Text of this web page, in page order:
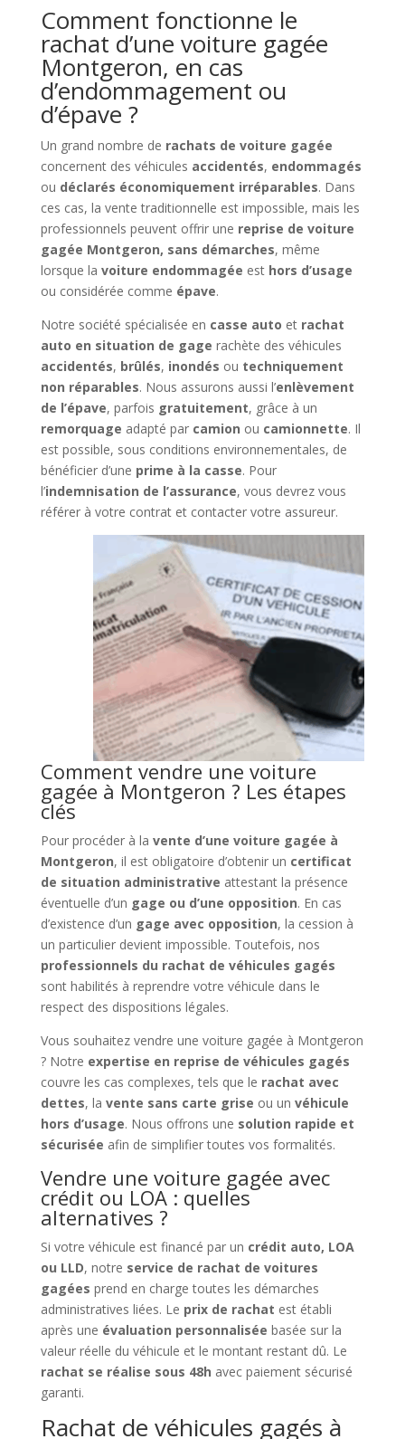
Comment fonctionne le
rachat d’une voiture gagée
Montgeron, en cas
d’endommagement ou
d’épave ?
Un grand nombre de rachats de voiture gagée
concernent des véhicules accidentés, endommagés
ou déclarés économiquement irréparables. Dans
ces cas, la vente traditionnelle est impossible, mais les
professionnels peuvent offrir une reprise de voiture
gagée Montgeron, sans démarches, même
lorsque la voiture endommagée est hors d’usage
ou considérée comme épave.
Notre société spécialisée en casse auto et rachat
auto en situation de gage rachète des véhicules
accidentés, brûlés, inondés ou techniquement
non réparables. Nous assurons aussi l’enlèvement
de l’épave, parfois gratuitement, grâce à un
remorquage adapté par camion ou camionnette. Il
est possible, sous conditions environnementales, de
bénéficier d’une prime à la casse. Pour
l’indemnisation de l’assurance, vous devrez vous
référer à votre contrat et contacter votre assureur.
Comment vendre une voiture
gagée à Montgeron ? Les étapes
clés
Pour procéder à la vente d’une voiture gagée à
Montgeron, il est obligatoire d’obtenir un certificat
de situation administrative attestant la présence
éventuelle d’un gage ou d’une opposition. En cas
d’existence d’un gage avec opposition, la cession à
un particulier devient impossible. Toutefois, nos
professionnels du rachat de véhicules gagés
sont habilités à reprendre votre véhicule dans le
respect des dispositions légales.
Vous souhaitez vendre une voiture gagée à Montgeron
? Notre expertise en reprise de véhicules gagés
couvre les cas complexes, tels que le rachat avec
dettes, la vente sans carte grise ou un véhicule
hors d’usage. Nous offrons une solution rapide et
sécurisée afin de simplifier toutes vos formalités.
Vendre une voiture gagée avec
crédit ou LOA : quelles
alternatives ?
Si votre véhicule est financé par un crédit auto, LOA
ou LLD, notre service de rachat de voitures
gagées prend en charge toutes les démarches
administratives liées. Le prix de rachat est établi
après une évaluation personnalisée basée sur la
valeur réelle du véhicule et le montant restant dû. Le
rachat se réalise sous 48h avec paiement sécurisé
garanti.
Rachat de véhicules gagés à